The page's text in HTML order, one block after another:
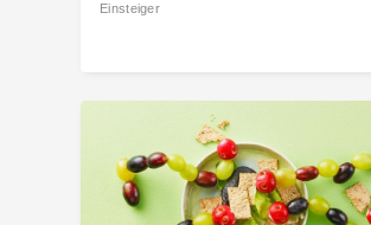
Einsteiger